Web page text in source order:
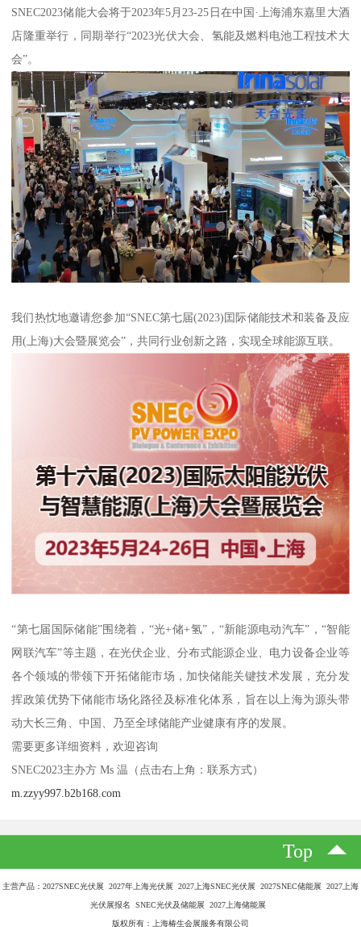
SNEC2023储能大会将于2023年5月23-25日在中国·上海浦东嘉里大酒
店隆重举行，同期举行“2023光伏大会、氢能及燃料电池工程技术大
会”。
我们热忱地邀请您参加“SNEC第七届(2023)囯际储能技术和装备及应
用(上海)大会暨展览会”，共同行业创新之路，实现全球能源互联。
“第七届国际储能”围绕着，“光+储+氢”，“新能源电动汽车”，“智能
网联汽车”等主题，在光伏企业、分布式能源企业、电力设备企业等
各个领域的带领下开拓储能市场，加快储能关键技术发展，充分发
挥政策优势下储能市场化路径及标准化体系，旨在以上海为源头带
动大长三角、中国、乃至全球储能产业健康有序的发展。
需要更多详细资料，欢迎咨询
SNEC2023主办方 Ms 温（点击右上角：联系方式）
m.zzyy997.b2b168.com
Top
主营产品：2027SNEC光伏展 2027年上海光伏展 2027上海SNEC光伏展 2027SNEC储能展 2027上海
光伏展报名 SNEC光伏及储能展 2027上海储能展
版权所有：上海椿生会展服务有限公司